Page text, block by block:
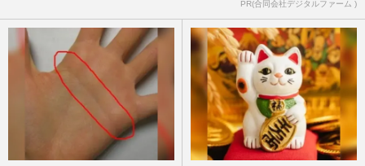
PR(合同会社デジタルファーム )